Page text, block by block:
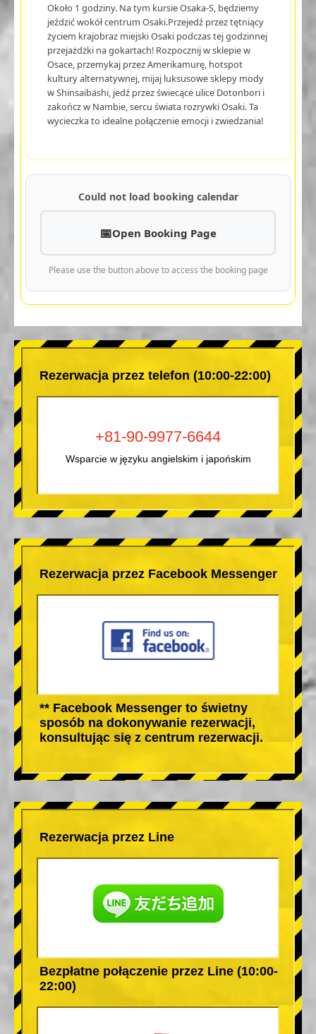
Około 1 godziny. Na tym kursie Osaka-S, będziemy
jeździć wokół centrum Osaki.Przejedź przez tętniący
życiem krajobraz miejski Osaki podczas tej godzinnej
przejażdżki na gokartach! Rozpocznij w sklepie w
Osace, przemykaj przez Amerikamurę, hotspot
kultury alternatywnej, mijaj luksusowe sklepy mody
w Shinsaibashi, jedź przez świecące ulice Dotonbori i
zakończ w Nambie, sercu świata rozrywki Osaki. Ta
wycieczka to idealne połączenie emocji i zwiedzania!
Could not load booking calendar
Open Booking Page
Please use the button above to access the booking page
Rezerwacja przez telefon (10:00-22:00)
+81-90-9977-6644
Wsparcie w języku angielskim i japońskim
Rezerwacja przez Facebook Messenger
** Facebook Messenger to świetny
sposób na dokonywanie rezerwacji,
konsultując się z centrum rezerwacji.
Rezerwacja przez Line
Bezpłatne połączenie przez Line (10:00-
22:00)